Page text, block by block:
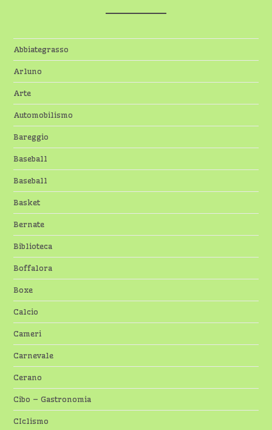
Abbiategrasso
Arluno
Arte
Automobilismo
Bareggio
Baseball
Baseball
Basket
Bernate
Biblioteca
Boffalora
Boxe
Calcio
Cameri
Carnevale
Cerano
Cibo – Gastronomia
CIclismo